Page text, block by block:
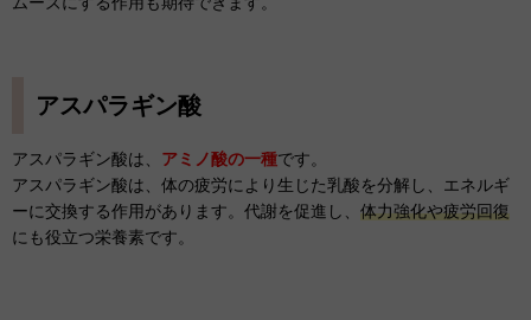
アスパラギン酸
アスパラギン酸は、 アミノ酸の一種です。
アスパラギン酸は、体の疲労により生じた乳酸を分解し、エネルギ
ーに交換する作用があります。代謝を促進し、 体力強化や疲労回復
にも役立つ栄養素です。